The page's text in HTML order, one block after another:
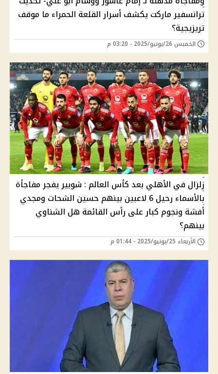
ترانسفير ماركت يكشف أسرار القلعة الحمراء ما موقف
تريزيجية؟
الخميس 26/يونيو/2025 - 03:20 م
زلزال في الأهلي بعد كأس العالم : شوبير يفجر مفاجأة
بالأسماء رحيل 6 لاعبين بينهم حسين الشحات ومجدي
أفشة ونجوم كبار على رأس القائمة هل الشناوي
بينهم؟
الأربعاء 25/يونيو/2025 - 01:44 م